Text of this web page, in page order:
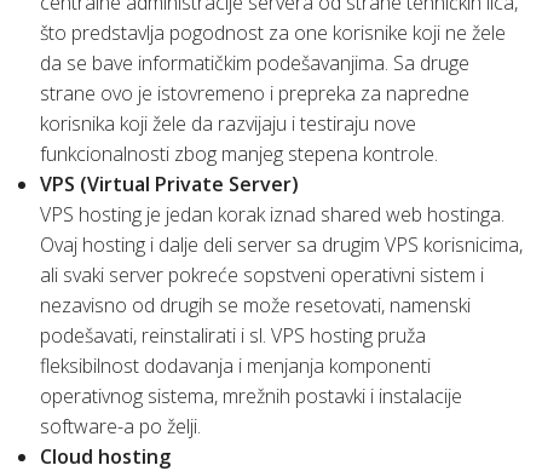
što predstavlja pogodnost za one korisnike koji ne žele
da se bave informatičkim podešavanjima. Sa druge
strane ovo je istovremeno i prepreka za napredne
korisnika koji žele da razvijaju i testiraju nove
funkcionalnosti zbog manjeg stepena kontrole.
VPS (Virtual Private Server)
VPS hosting je jedan korak iznad shared web hostinga.
Ovaj hosting i dalje deli server sa drugim VPS korisnicima,
ali svaki server pokreće sopstveni operativni sistem i
nezavisno od drugih se može resetovati, namenski
podešavati, reinstalirati i sl. VPS hosting pruža
fleksibilnost dodavanja i menjanja komponenti
operativnog sistema, mrežnih postavki i instalacije
software-a po želji.
Cloud hosting